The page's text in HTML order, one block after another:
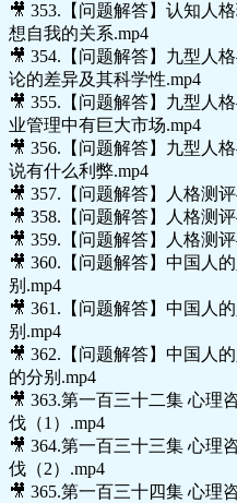
🎥 353.【问题解答】认知人
想自我的关系.mp4
🎥 354.【问题解答】九型人
论的差异及其科学性.mp4
🎥 355.【问题解答】九型人
业管理中有巨大市场.mp4
🎥 356.【问题解答】九型人
说有什么利弊.mp4
🎥 357.【问题解答】人格测
🎥 358.【问题解答】人格测
🎥 359.【问题解答】人格测
🎥 360.【问题解答】中国人
别.mp4
🎥 361.【问题解答】中国人
别.mp4
🎥 362.【问题解答】中国人
的分别.mp4
🎥 363.第一百三十二集 心
伐（1）.mp4
🎥 364.第一百三十三集 心
伐（2）.mp4
🎥 365.第一百三十四集 心